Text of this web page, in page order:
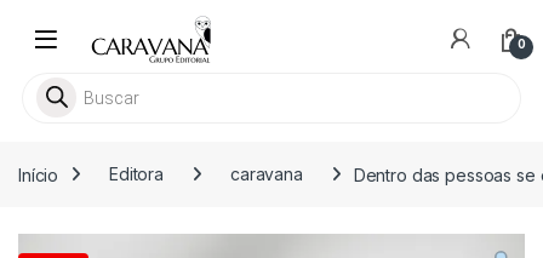
0
Pesquisar livros
Início Editora caravana Dentro das pessoas se